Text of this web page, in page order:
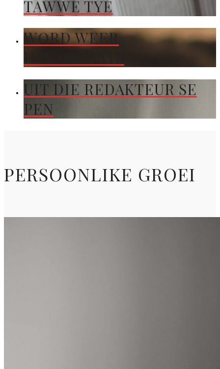
TAWWE TYE
WORD WEER
UIT DIE REDAKTEUR SE
PEN
PERSOONLIKE GROEI